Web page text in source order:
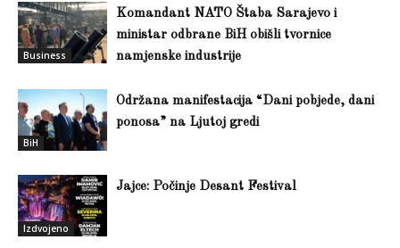
Business
Komandant NATO Štaba Sarajevo i
ministar odbrane BiH obišli tvornice
namjenske industrije
BiH
Održana manifestacija “Dani pobjede, dani
ponosa” na Ljutoj gredi
Izdvojeno
Jajce: Počinje Desant Festival